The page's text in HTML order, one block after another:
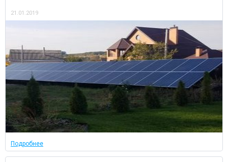
21.01.2019
Подробнее